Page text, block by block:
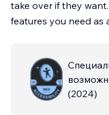
take over if they
features you need as
(2024)